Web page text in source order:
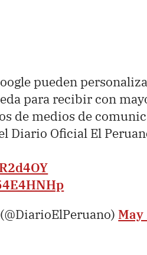
pueden
para recibir con
de medios de
Diario Oficial El
May